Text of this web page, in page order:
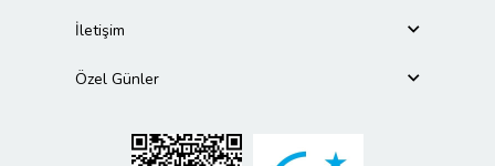
İletişim
Özel Günler